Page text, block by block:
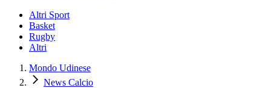
Altri Sport
Basket
Rugby
Altri
Mondo Udinese
News Calcio